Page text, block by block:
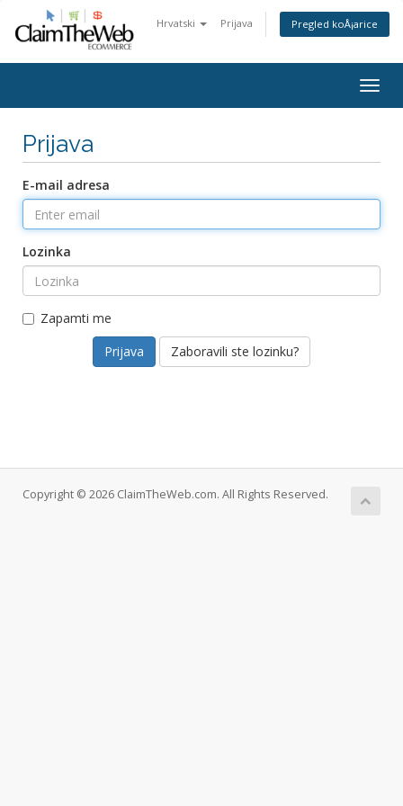
Hrvatski Prijava Pregled koÅ¡arice
Prijava
E-mail adresa
Lozinka
Zapamti me
Zaboravili ste lozinku?
Copyright © 2026 ClaimTheWeb.com. All Rights Reserved.